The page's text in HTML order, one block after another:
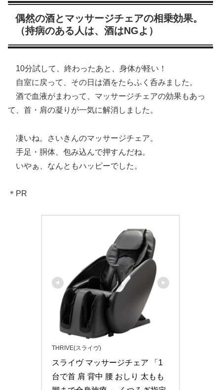
偶然の酒とマッサージチェアの相乗効果。
（持病のある人は、酒はNGよ）
10分試して、終わったあと、身体が軽い！
自室に戻って、その日は酒をたらふく呑みました。
酒で血液がまわって、マッサージチェアの効果もあっ
て、首・肩の凝りが一気に解消しました。
凄いね。さいきんのマッサージチェア。
手足・胴体、包み込んで押すんだね。
いやぁ、なんともハッピーでした。
＊PR
THRIVE(スライヴ)
スライヴ マッサージチェア 「1
台で首 肩 背中 腰 おしり 太もも